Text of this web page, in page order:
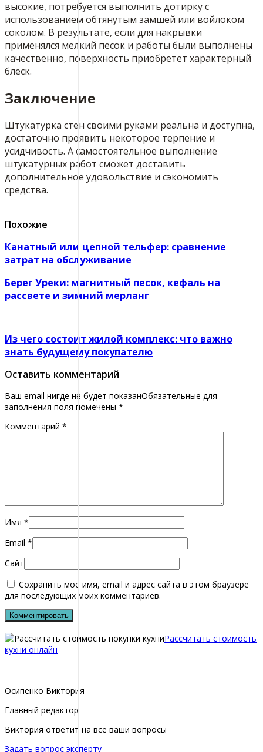
высокие, потребуется выполнить дотирку с
использованием обтянутым замшей или войлоком
соколом. В результате, если для накрывки
применялся мелкий песок и работы были выполнены
качественно, поверхность приобретет характерный
блеск.
Заключение
Штукатурка стен своими руками реальна и доступна,
достаточно проявить некоторое терпение и
усидчивость. А самостоятельное выполнение
штукатурных работ сможет доставить
дополнительное удовольствие и сэкономить
средства.
Похожие
Канатный или цепной тельфер: сравнение
затрат на обслуживание
Берег Уреки: магнитный песок, кефаль на
рассвете и зимний мерланг
Из чего состоит жилой комплекс: что важно
знать будущему покупателю
Оставить комментарий
Ваш email нигде не будет показанОбязательные для
заполнения поля помечены *
Комментарий *
Имя *
Email *
Сайт
Сохранить моё имя, email и адрес сайта в этом браузере
для последующих моих комментариев.
Рассчитать стоимость
кухни онлайн
Осипенко Виктория
Главный редактор
Виктория ответит на все ваши вопросы
Задать вопрос эксперту